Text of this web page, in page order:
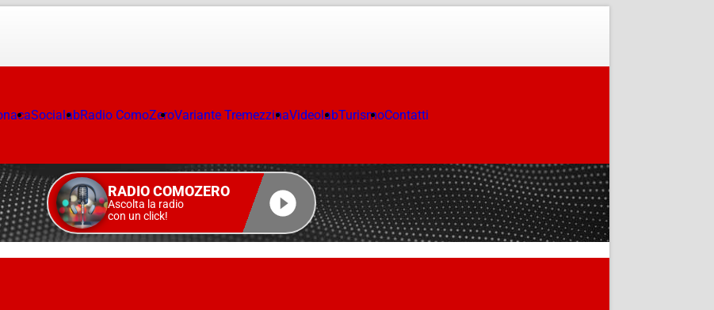
SocialabRadio ComoZeroVariante TremezzinaVideolabTurismoContatti
RADIO COMOZERO
Ascolta la radio
con un click!